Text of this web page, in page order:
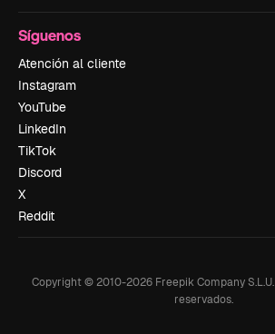
Síguenos
Atención al cliente
Instagram
YouTube
LinkedIn
TikTok
Discord
X
Reddit
Copyright © 2010-2026 Freepik Company S.L.U.
reservados.